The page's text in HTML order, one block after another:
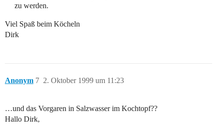
zu werden.
Viel Spaß beim Köcheln
Dirk
Anonym 2. Oktober 1999 um 11:23
7
…und das Vorgaren in Salzwasser im Kochtopf??
Hallo Dirk,